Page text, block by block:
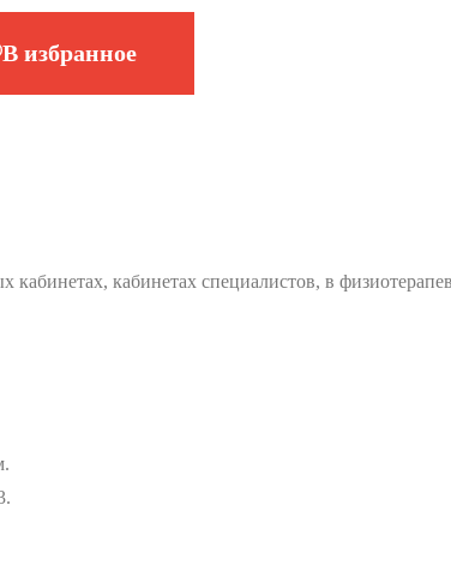
В избранное
кабинетах, кабинетах специалистов, в